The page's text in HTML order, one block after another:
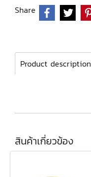
Share
Product description
สินค้าเกี่ยวข้อง